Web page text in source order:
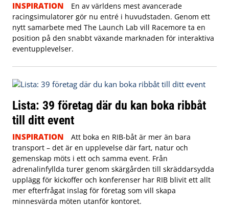
INSPIRATION
En av världens mest avancerade
racingsimulatorer gör nu entré i huvudstaden. Genom ett
nytt samarbete med The Launch Lab vill Racemore ta en
position på den snabbt växande marknaden för interaktiva
eventupplevelser.
Lista: 39 företag där du kan boka ribbåt
till ditt event
INSPIRATION
Att boka en RIB-båt är mer än bara
transport – det är en upplevelse där fart, natur och
gemenskap möts i ett och samma event. Från
adrenalinfyllda turer genom skärgården till skräddarsydda
upplägg för kickoffer och konferenser har RIB blivit ett allt
mer efterfrågat inslag för företag som vill skapa
minnesvärda möten utanför kontoret.